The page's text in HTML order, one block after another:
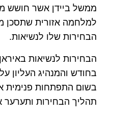
ממשל ביידן אשר חושש
למלחמה אזורית שתסכן
הבחירות שלו לנשיאות.
בחודש והמנהיג העליון
בשום התפתחות פנימית
תהליך הבחירות ותערער